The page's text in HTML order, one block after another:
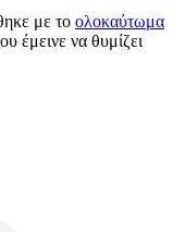
με το ολοκαύτωμα
έμεινε να θυμίζει